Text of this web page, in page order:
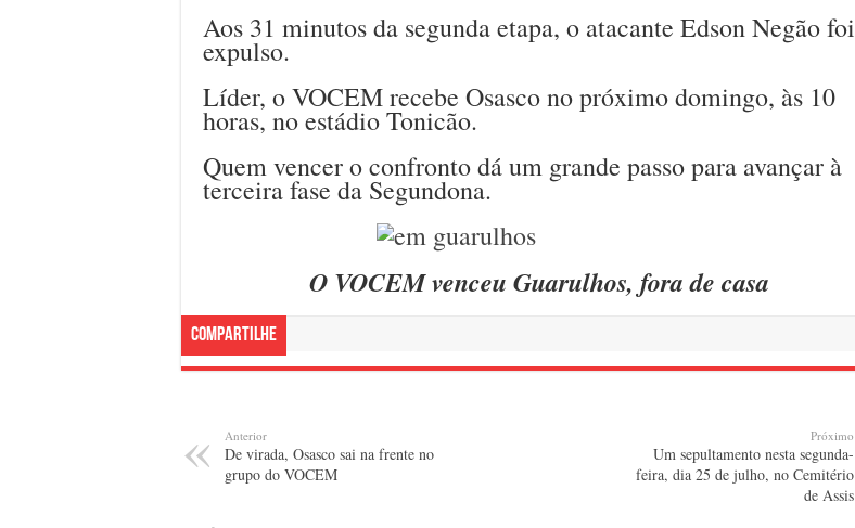
Aos 31 minutos da segunda etapa, o atacante Edson Negão foi
expulso.
Líder, o VOCEM recebe Osasco no próximo domingo, às 10
horas, no estádio Tonicão.
Quem vencer o confronto dá um grande passo para avançar à
terceira fase da Segundona.
O VOCEM venceu Guarulhos, fora de casa
Compartilhe
Anterior
De virada, Osasco sai na frente no
grupo do VOCEM
Próximo
Um sepultamento nesta segunda-
feira, dia 25 de julho, no Cemitério
de Assis